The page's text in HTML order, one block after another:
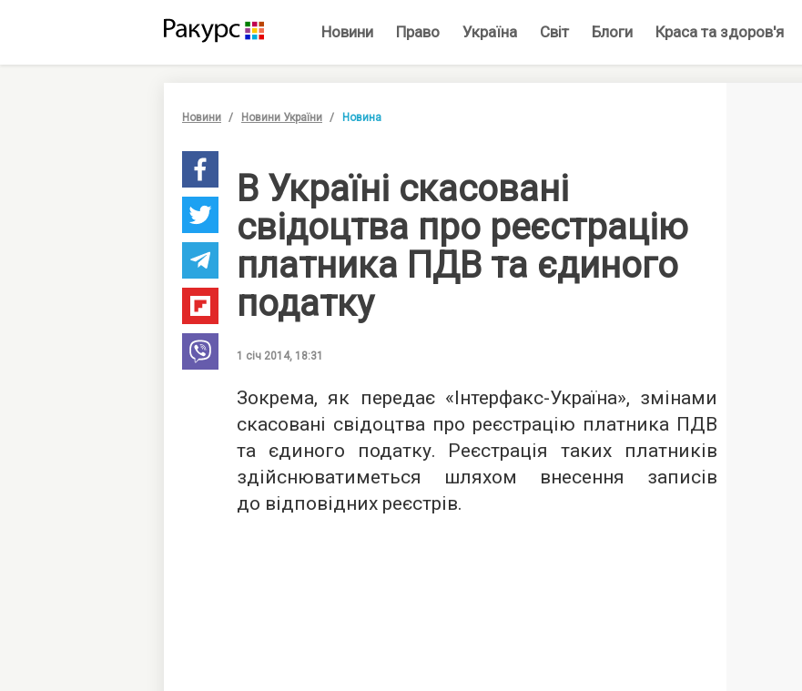
Новини Право Україна Світ Блоги Краса та здоров'я
Новини Новини України Новина
В Україні скасовані
свідоцтва про реєстрацію
платника ПДВ та єдиного
податку
1 січ 2014, 18:31
Зокрема, як передає «Інтерфакс-Україна», змінами
скасовані свідоцтва про реєстрацію платника ПДВ
та єдиного податку. Реєстрація таких платників
здійснюватиметься шляхом внесення записів
до відповідних реєстрів.